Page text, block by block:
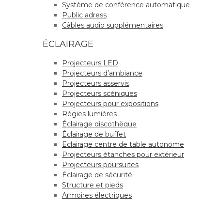
Système de conférence automatique
Public adress
Câbles audio supplémentaires
ÉCLAIRAGE
Projecteurs LED
Projecteurs d’ambiance
Projecteurs asservis
Projecteurs scéniques
Projecteurs pour expositions
Régies lumières
Éclairage discothèque
Éclairage de buffet
Eclairage centre de table autonome
Projecteurs étanches pour extérieur
Projecteurs poursuites
Éclairage de sécurité
Structure et pieds
Armoires électriques